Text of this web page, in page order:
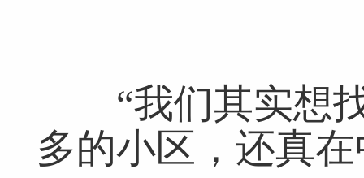
“我们其实想找
多的小区，还真